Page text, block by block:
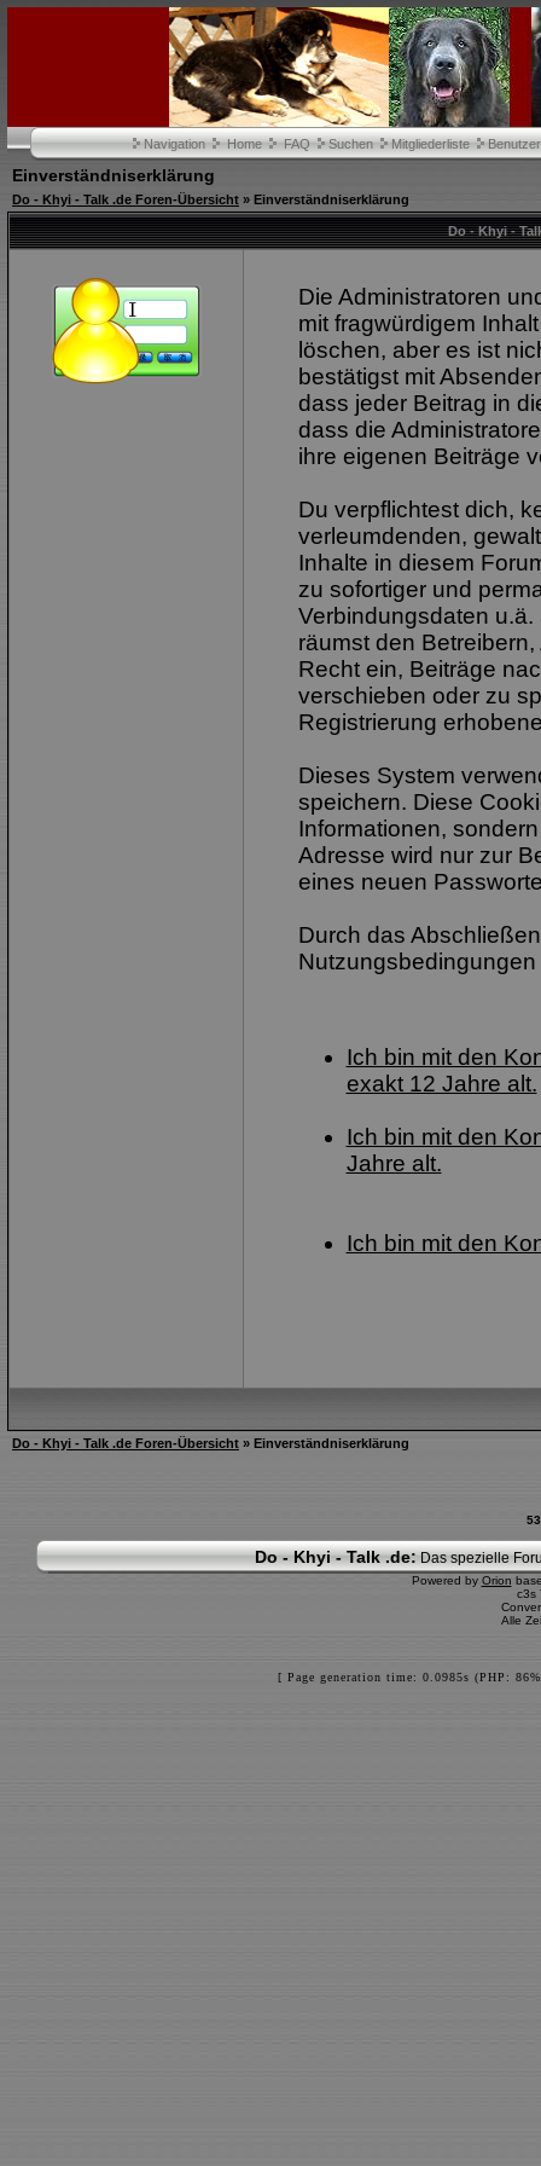
Navigation Home FAQ Suchen Mitgliederliste
Einverständniserklärung
Do - Khyi - Talk .de Foren-Übersicht » Einverständniserklärung
Do - Khyi -
Die Administratoren
mit fragwürdigem
löschen, aber es ist
bestätigst mit
dass jeder Beitrag in
dass die
ihre eigenen Beiträge
Du verpflichtest dich,
verleumdenden,
Inhalte in diesem
zu sofortiger und
Verbindungsdaten
räumst den
Recht ein, Beiträge
verschieben oder zu
Registrierung
Dieses System
speichern. Diese
Informationen,
Adresse wird nur zur
eines neuen
Durch das
Nutzungsbedingungen
Ich bin mit den
exakt 12 Jahre alt.
Ich bin mit den
Jahre alt.
Ich bin mit den
Do - Khyi - Talk .de Foren-Übersicht » Einverständniserklärung
Do - Khyi - Talk .de: Das spezielle
Powered by Orion
c3s
Alle
[ Page generation time: 0.0985s (PHP: